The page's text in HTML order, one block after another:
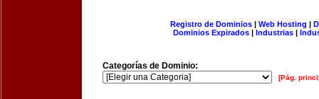
Registro de Dominios| Web Hosting |
Dominios Expirados | Industrias |
Categorías de Dominio:
[Pág.